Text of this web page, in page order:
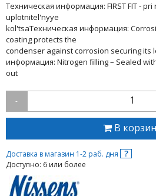
Техническая информация: FIRST FIT -
uplotnitel'nyye
kol'tsaТехническая информация:
coating protects the
condenser against corrosion securing its
информация: Nitrogen filling – Sealed
out
- 1
В
Доставка в магазин 1-2 раб. дня ?
Доступно: 6 или более